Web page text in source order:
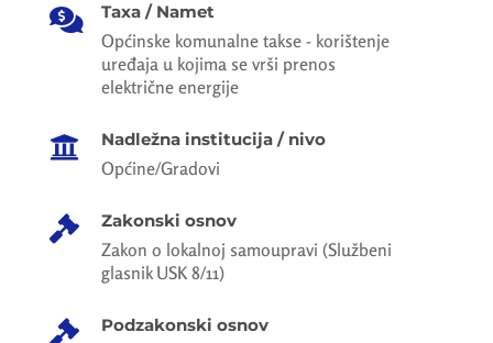
 Taxa / Namet
Općinske komunalne takse - korištenje
uređaja u kojima se vrši prenos
električne energije
 Nadležna institucija / nivo
Općine/Gradovi
 Zakonski osnov
Zakon o lokalnoj samoupravi (Službeni
glasnik USK 8/11)
 Podzakonski osnov